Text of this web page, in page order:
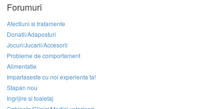
Forumuri
Afectiuni si tratamente
Donatii/Adaposturi
Jocuri/Jucarii/Accesorii
Probleme de comportament
Alimentatie
Impartaseste cu noi experienta ta!
Stapan nou
Ingrijire si toaletaj